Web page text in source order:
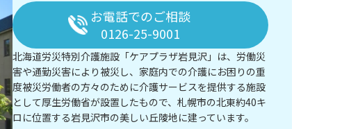
お電話でのご相談
0126-25-9001
北海道労災特別介護施設「ケアプラザ岩見沢」は、労働災
害や通勤災害により被災し、家庭内での介護にお困りの重
度被災労働者の方々のために介護サービスを提供する施設
として厚生労働省が設置したもので、札幌市の北東約40キ
ロに位置する岩見沢市の美しい丘陵地に建っています。